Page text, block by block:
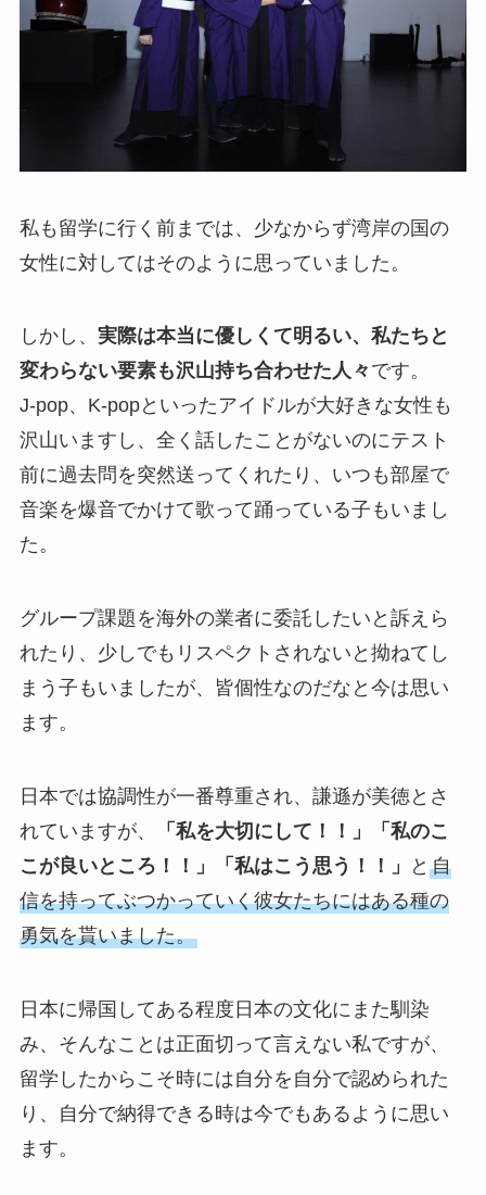
私も留学に行く前までは、少なからず湾岸の国の
女性に対してはそのように思っていました。
しかし、 実際は本当に優しくて明るい、私たちと
変わらない要素も沢山持ち合わせた人々 です。
J-pop、K-popといったアイドルが大好きな女性も
沢山いますし、全く話したことがないのにテスト
前に過去問を突然送ってくれたり、いつも部屋で
音楽を爆音でかけて歌って踊っている子もいまし
た。
グループ課題を海外の業者に委託したいと訴えら
れたり、少しでもリスペクトされないと拗ねてし
まう子もいましたが、皆個性なのだなと今は思い
ます。
日本では協調性が一番尊重され、謙遜が美徳とさ
れていますが、
「私を大切にして！！」「私のこ
こが良いところ！！」「私はこう思う！！」
と 自
信を持ってぶつかっていく彼女たちにはある種の
勇気を貰いました。
日本に帰国してある程度日本の文化にまた馴染
み、そんなことは正面切って言えない私ですが、
留学したからこそ時には自分を自分で認められた
り、自分で納得できる時は今でもあるように思い
ます。